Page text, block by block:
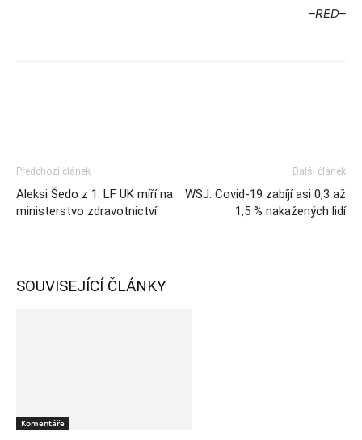
–RED–
Předchozí článek
Aleksi Šedo z 1. LF UK míří na
ministerstvo zdravotnictví
Další článek
WSJ: Covid-19 zabíjí asi 0,3 až
1,5 % nakažených lidí
SOUVISEJÍCÍ ČLÁNKY
Komentáře